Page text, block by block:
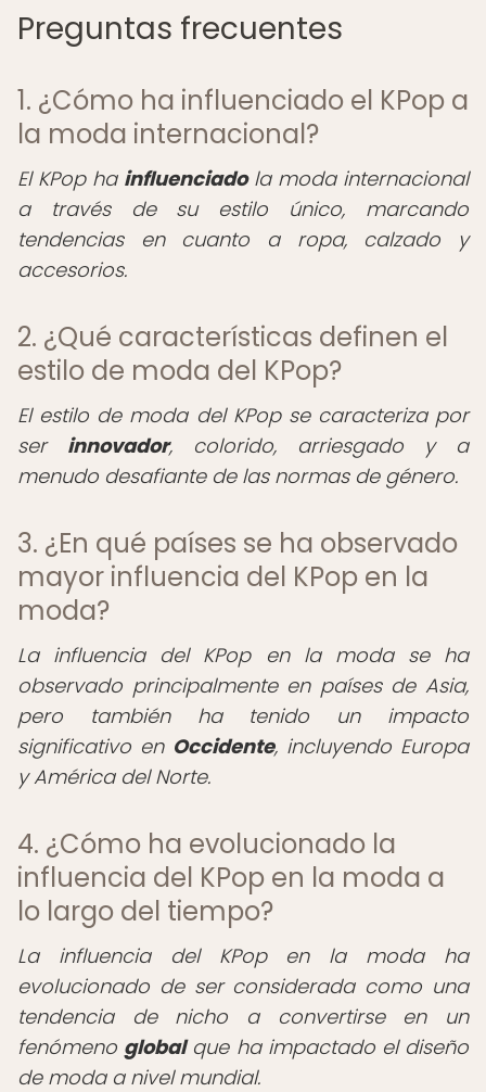
Preguntas frecuentes
1. ¿Cómo ha influenciado el KPop a
la moda internacional?
El KPop ha influenciadola moda internacional
a través de su estilo único, marcando
tendencias en cuanto a ropa, calzado y
accesorios.
2. ¿Qué características definen el
estilo de moda del KPop?
El estilo de moda del KPop se caracteriza por
ser innovador, colorido, arriesgado y a
menudo desafiante de las normas de género.
3. ¿En qué países se ha observado
mayor influencia del KPop en la
moda?
La influencia del KPop en la moda se ha
observado principalmente en países de Asia,
pero también ha tenido un impacto
significativo en Occidente, incluyendo Europa
y América del Norte.
4. ¿Cómo ha evolucionado la
influencia del KPop en la moda a
lo largo del tiempo?
La influencia del KPop en la moda ha
evolucionado de ser considerada como una
tendencia de nicho a convertirse en un
fenómeno globalque ha impactado el diseño
de moda a nivel mundial.